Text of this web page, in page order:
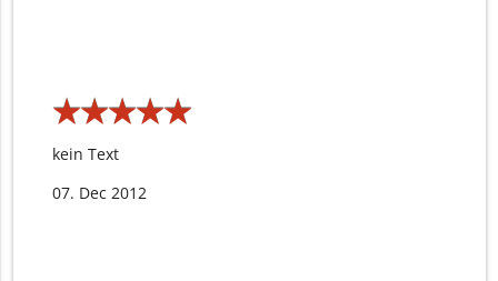
★★★★★
★★★★★
kein Text
07. Dec 2012